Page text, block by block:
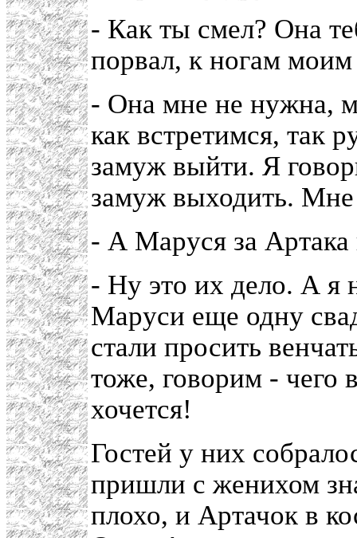
- Как ты смел? Она
порвал, к ногам
- Она мне не нужна,
как встретимся, так
замуж выйти. Я
замуж выходить.
- А Маруся за
- Ну это их дело. А я
Маруси еще одну
стали просить
тоже, говорим - чего
хочется!
Гостей у них
пришли с женихом
плохо, и Артачок в